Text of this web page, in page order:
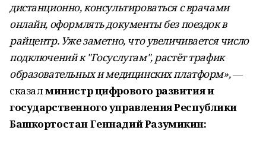
дистанционно, консультироваться с врачами
онлайн, оформлять документы без поездок в
райцентр. Уже заметно, что увеличивается число
подключений к "Госуслугам", растёт трафик
образовательных и медицинских платформ»,—
сказалминистр цифрового развития и
государственного управления Республики
БашкортостанГеннадий Разумикин: